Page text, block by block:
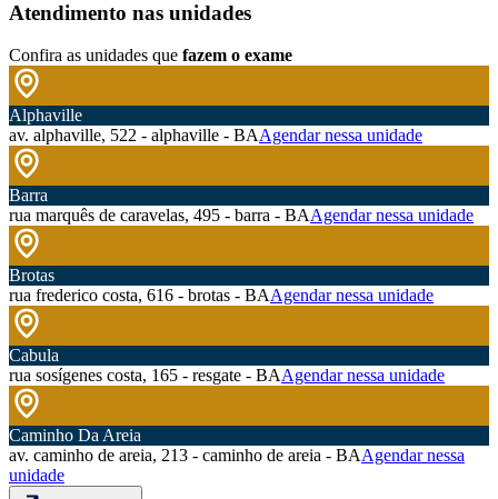
Atendimento nas unidades
Confira as unidades que fazem o exame
Alphaville
av. alphaville, 522 - alphaville - BAAgendar nessa unidade
Barra
rua marquês de caravelas, 495 - barra - BAAgendar nessa unidade
Brotas
rua frederico costa, 616 - brotas - BAAgendar nessa unidade
Cabula
rua sosígenes costa, 165 - resgate - BAAgendar nessa unidade
Caminho Da Areia
av. caminho de areia, 213 - caminho de areia - BAAgendar nessa
unidade